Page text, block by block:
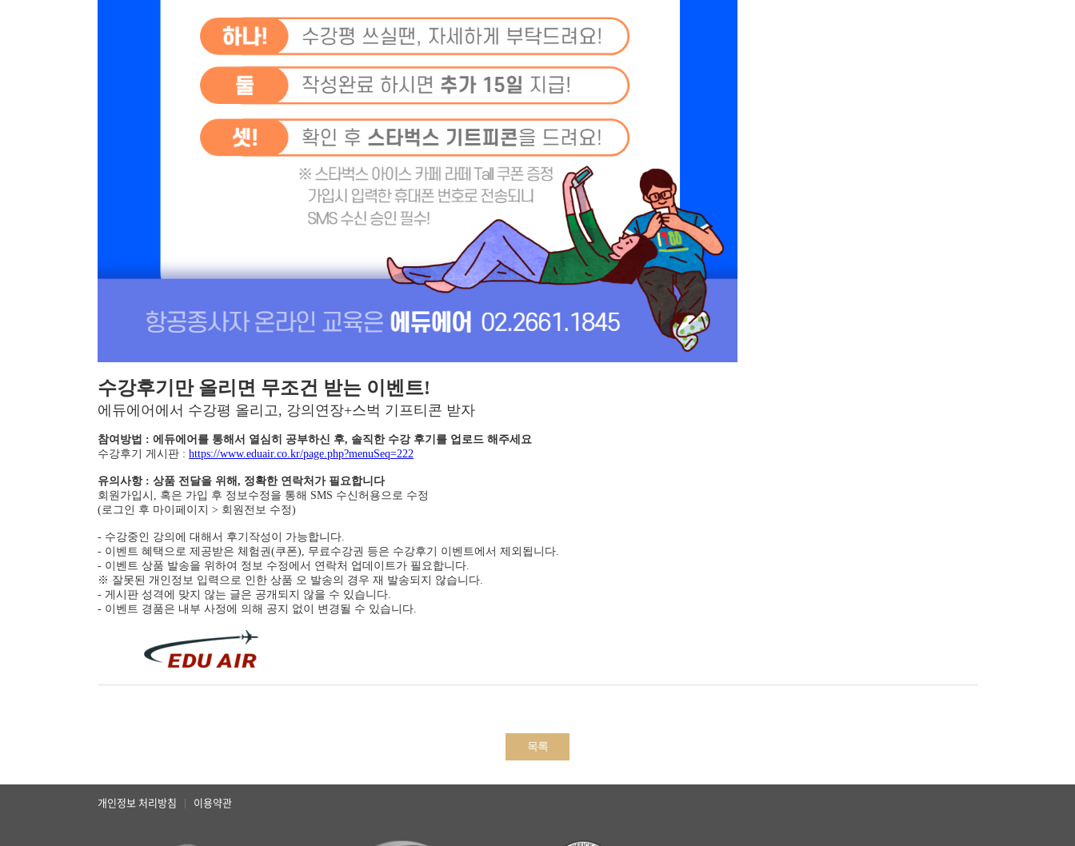
수강후기만 올리면 무조건 받는 이벤트!
에듀에어에서 수강평 올리고, 강의연장+스벅 기프티콘 받자
참여방법 : 에듀에어를 통해서 열심히 공부하신 후, 솔직한 수강 후기를 업로드 해주세요
수강후기 게시판 : https://www.eduair.co.kr/page.php?menuSeq=222
유의사항 : 상품 전달을 위해, 정확한 연락처가 필요합니다
회원가입시, 혹은 가입 후 정보수정을 통해 SMS 수신허용으로 수정
(로그인 후 마이페이지 > 회원전보 수정)
- 수강중인 강의에 대해서 후기작성이 가능합니다.
- 이벤트 혜택으로 제공받은 체험권(쿠폰), 무료수강권 등은 수강후기 이벤트에서 제외됩니다.
- 이벤트 상품 발송을 위하여 정보 수정에서 연락처 업데이트가 필요합니다.
※ 잘못된 개인정보 입력으로 인한 상품 오 발송의 경우 재 발송되지 않습니다.
- 게시판 성격에 맞지 않는 글은 공개되지 않을 수 있습니다.
- 이벤트 경품은 내부 사정에 의해 공지 없이 변경될 수 있습니다.
목록
개인정보 처리방침 | 이용약관